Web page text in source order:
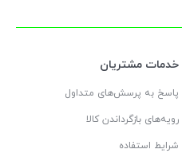
خدمات مشتریان
پاسخ به پرسش‌های متداول
رویه‌های بازگرداندن کالا
شرایط استفاده